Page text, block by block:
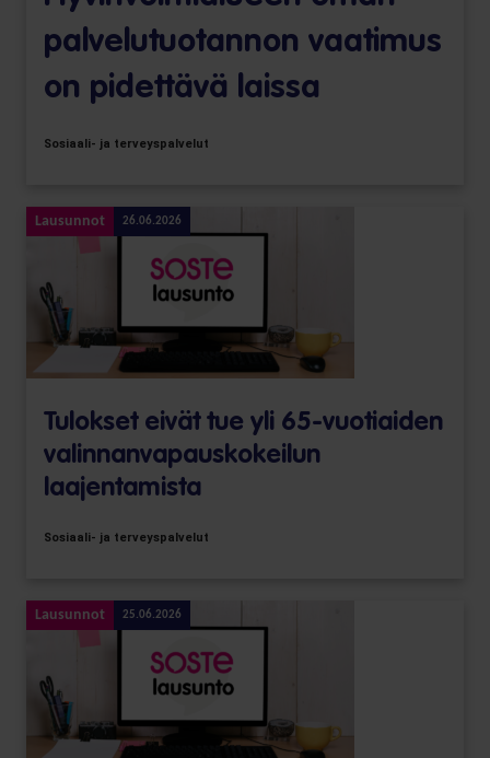
palvelutuotannon vaatimus
on pidettävä laissa
Sosiaali- ja terveyspalvelut
Lausunnot 26.06.2026
Tulokset eivät tue yli 65-vuotiaiden
valinnanvapaus­kokeilun
laajentamista
Sosiaali- ja terveyspalvelut
Lausunnot 25.06.2026